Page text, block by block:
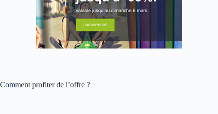
Comment profiter de l’offre ?